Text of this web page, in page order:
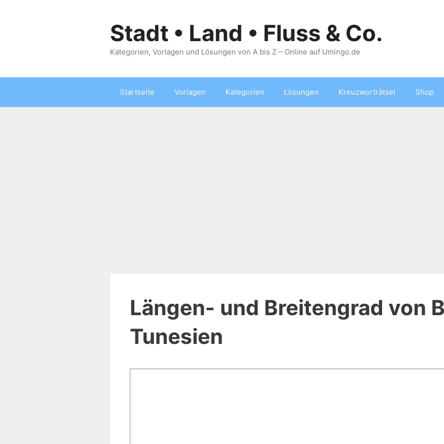
Stadt • Land • Fluss & Co.
Kategorien, Vorlagen und Lösungen von A bis Z – Online auf Umingo.de
Startseite Vorlagen Kategorien Lösungen Kreuzworträtsel Shop
Längen- und Breitengrad von
Tunesien